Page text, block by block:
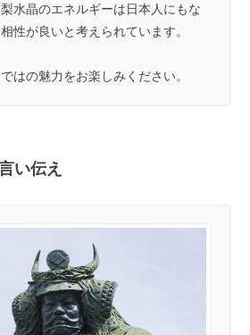
水晶のエネルギーは日本人にもな
性が良いと考えられています。
はの魅力をお楽しみください。
い伝え